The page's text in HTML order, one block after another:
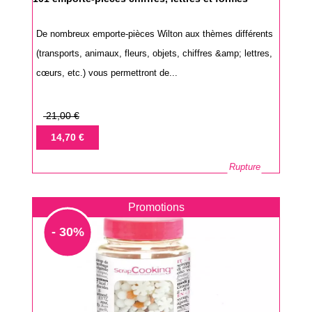
De nombreux emporte-pièces Wilton aux thèmes différents
(transports, animaux, fleurs, objets, chiffres &amp; lettres,
cœurs, etc.) vous permettront de...
Prix
base
21,00 €
Prix14,70 €
Rupture
Promotions
- 30%